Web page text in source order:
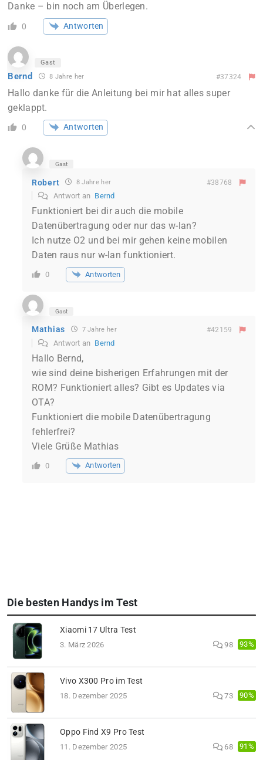
Danke – bin noch am Überlegen.
0 Antworten
Gast
Bernd 8 Jahre her #37324
Hallo danke für die Anleitung bei mir hat alles super
geklappt.
0 Antworten
Gast
Robert 8 Jahre her #38768
Antwort an Bernd
Funktioniert bei dir auch die mobile
Datenübertragung oder nur das w-lan?
Ich nutze O2 und bei mir gehen keine mobilen
Daten raus nur w-lan funktioniert.
0 Antworten
Gast
Mathias 7 Jahre her #42159
Antwort an Bernd
Hallo Bernd,
wie sind deine bisherigen Erfahrungen mit der
ROM? Funktioniert alles? Gibt es Updates via
OTA?
Funktioniert die mobile Datenübertragung
fehlerfrei?
Viele Grüße Mathias
0 Antworten
Die besten Handys im Test
Xiaomi 17 Ultra Test
3. März 2026 98 93%
Vivo X300 Pro im Test
18. Dezember 2025 73 90%
Oppo Find X9 Pro Test
11. Dezember 2025 68 91%